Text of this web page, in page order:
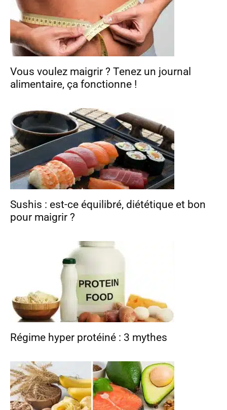
Vous voulez maigrir ? Tenez un journal
alimentaire, ça fonctionne !
Sushis : est-ce équilibré, diététique et bon
pour maigrir ?
Régime hyper protéiné : 3 mythes